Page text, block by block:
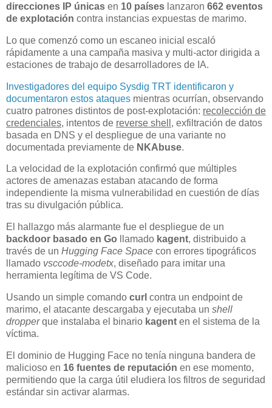
direcciones IP únicas en 10 países lanzaron 662 eventos
de explotación contra instancias expuestas de marimo.
Lo que comenzó como un escaneo inicial escaló
rápidamente a una campaña masiva y multi-actor dirigida a
estaciones de trabajo de desarrolladores de IA.
Investigadores del equipo Sysdig TRT identificaron y
documentaron estos ataques mientras ocurrían, observando
cuatro patrones distintos de post-explotación: recolección de
credenciales, intentos de reverse shell , exfiltración de datos
basada en DNS y el despliegue de una variante no
documentada previamente de NKAbuse.
La velocidad de la explotación confirmó que múltiples
actores de amenazas estaban atacando de forma
independiente la misma vulnerabilidad en cuestión de días
tras su divulgación pública.
El hallazgo más alarmante fue el despliegue de un
backdoor basado en Go llamado kagent, distribuido a
través de un Hugging Face Space con errores tipográficos
llamado vsccode-modetx, diseñado para imitar una
herramienta legítima de VS Code.
Usando un simple comando curl contra un endpoint de
marimo, el atacante descargaba y ejecutaba un shell
dropperque instalaba el binario kagent en el sistema de la
víctima.
El dominio de Hugging Face no tenía ninguna bandera de
malicioso en 16 fuentes de reputación en ese momento,
permitiendo que la carga útil eludiera los filtros de seguridad
estándar sin activar alarmas.